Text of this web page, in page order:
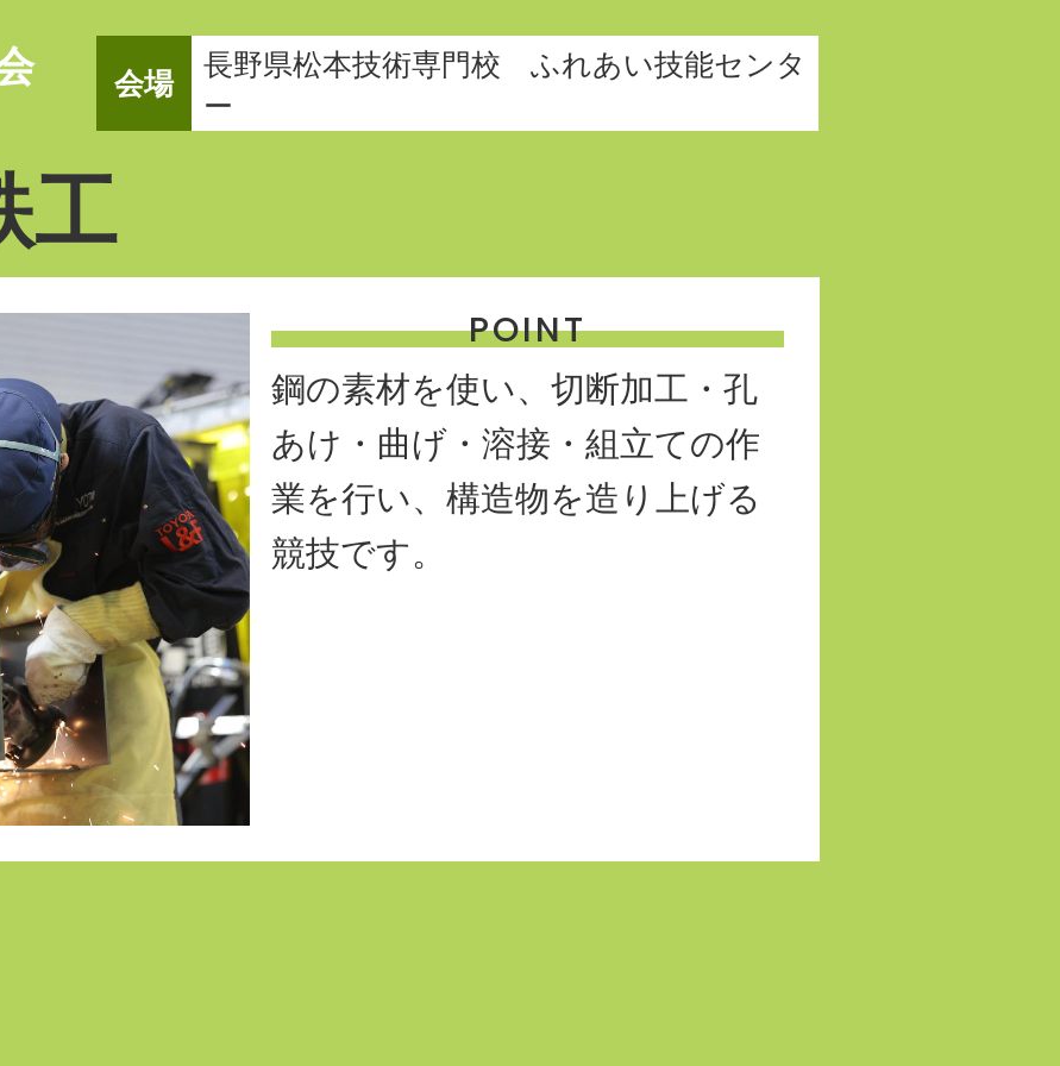
会場
長野県松本技術専門校 ふれあい技能センタ
ー
工
POINT
鋼の素材を使い、切断加工・孔
あけ・曲げ・溶接・組立ての作
業を行い、構造物を造り上げる
競技です。